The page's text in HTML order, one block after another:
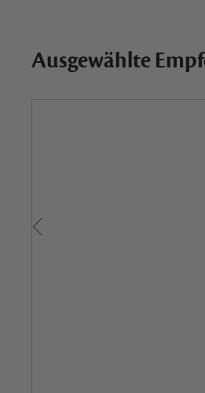
Ausgewählte